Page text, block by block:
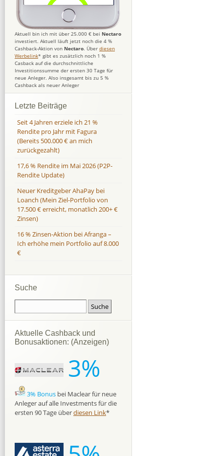
Aktuell bin ich mit über 25.000 € bei Nectaro
investiert. Aktuell läuft jetzt noch die 4 %
Cashback-Aktion von Nectaro. Über diesen
Werbelink* gibt es zusätzlich noch 1 %
Casback auf die durchschnittliche
Investitionssumme der ersten 30 Tage für
neue Anleger. Also insgesamt bis zu 5 %
Cashback als neuer Anleger
Letzte Beiträge
Seit 4 Jahren erziele ich 21 %
Rendite pro Jahr mit Fagura
(Bereits 500.000 € an mich
zurückgezahlt)
17,6 % Rendite im Mai 2026 (P2P-
Rendite Update)
Neuer Kreditgeber AhaPay bei
Loanch (Mein Ziel-Portfolio von
17.500 € erreicht, monatlich 200+ €
Zinsen)
16 % Zinsen-Aktion bei Afranga –
Ich erhöhe mein Portfolio auf 8.000
€
Suche
Aktuelle Cashback und
Bonusaktionen: (Anzeigen)
3%
3% Bonus bei Maclear für neue
Anleger auf alle Investments für die
ersten 90 Tage überdiesen Link*